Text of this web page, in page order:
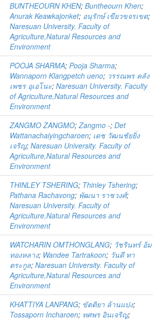
BUNTHEOURN KHEN;Buntheourn Khen;
Anurak Keawkajonket; อนุรักษ์ เขียวขจรเขต;
Naresuan University. Faculty of
Agriculture,Natural Resources and
Environment
POOJA SHARMA;Pooja Sharma;
Wannaporn Klangpetch ueno; วรรณพร คลัง
เพชร อุเอโนะ;Naresuan University. Faculty
of Agriculture,Natural Resources and
Environment
ZANGMO ZANGMO;Zangmo -;Det
Wattanachaiyingcharoen; เดช วัฒนชัยยิ่ง
เจริญ;Naresuan University. Faculty of
Agriculture,Natural Resources and
Environment
THINLEY TSHERING; Thinley Tshering;
Pathana Rachavong; พัฒนา ราชวงศ์;
Naresuan University. Faculty of
Agriculture,Natural Resources and
Environment
WATCHARIN OMTHONGLANG; วัชรินทร์ อ้ม
ทองหลาง; Wandee Tartrakoon; วันดี ทา
ตระกูล;Naresuan University. Faculty of
Agriculture,Natural Resources and
Environment
KHATTIYA LANPANG; ขัตติยา ล้านแปง;
Tossaporn Incharoen; ทศพร อินเจริญ;